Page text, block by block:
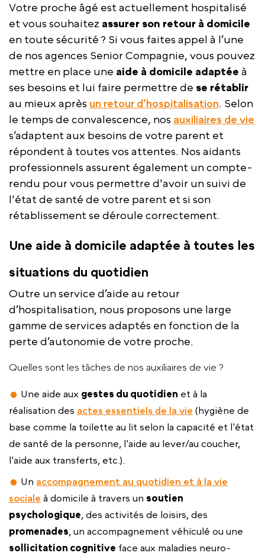
Votre proche âgé est actuellement hospitalisé
et vous souhaitez assurer son retour à domicile
en toute sécurité ? Si vous faites appel à l’une
de nos agences Senior Compagnie, vous pouvez
mettre en place une aide à domicile adaptée à
ses besoins et lui faire permettre de se rétablir
au mieux après un retour d’hospitalisation. Selon
le temps de convalescence, nos auxiliaires de vie
s’adaptent aux besoins de votre parent et
répondent à toutes vos attentes. Nos aidants
professionnels assurent également un compte-
rendu pour vous permettre d'avoir un suivi de
l'état de santé de votre parent et si son
rétablissement se déroule correctement.
Une aide à domicile adaptée à toutes les
situations du quotidien
Outre un service d’aide au retour
d’hospitalisation, nous proposons une large
gamme de services adaptés en fonction de la
perte d’autonomie de votre proche.
Quelles sont les tâches de nos auxiliaires de vie ?
Une aide aux gestes du quotidien et à la
réalisation des actes essentiels de la vie (hygiène de
base comme la toilette au lit selon la capacité et l'état
de santé de la personne, l'aide au lever/au coucher,
l'aide aux transferts, etc.).
Un accompagnement au quotidien et à la vie
sociale à domicile à travers un soutien
psychologique, des activités de loisirs, des
promenades, un accompagnement véhiculé ou une
sollicitation cognitive face aux maladies neuro-